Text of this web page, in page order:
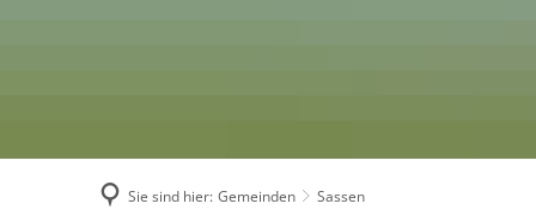
Sie sind hier: Gemeinden Sassen